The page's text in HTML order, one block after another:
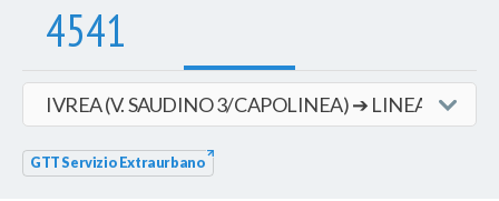
4541
GTT Servizio Extraurbano